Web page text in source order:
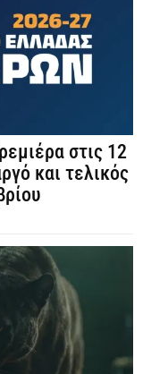
στις 12
και τελικός